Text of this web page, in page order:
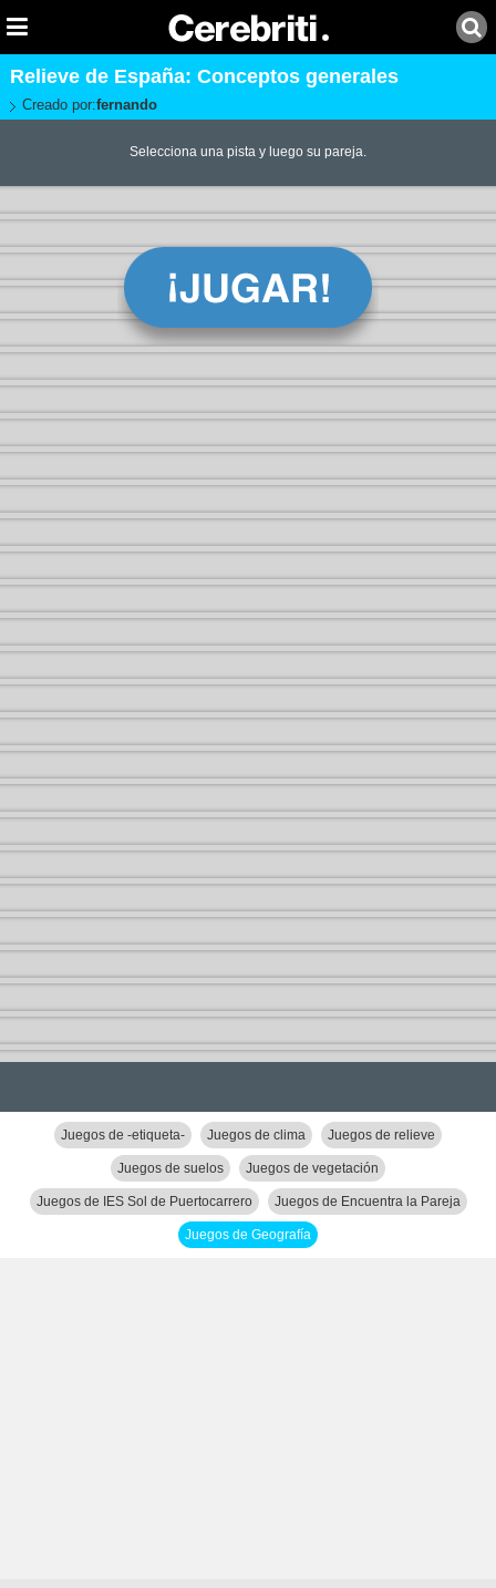
Relieve de España: Conceptos generales
Creado por:fernando
Selecciona una pista y luego su pareja.
Juegos de -etiqueta- Juegos de clima Juegos de relieve
Juegos de suelos Juegos de vegetación
Juegos de IES Sol de Puertocarrero Juegos de Encuentra la Pareja
Juegos de Geografía